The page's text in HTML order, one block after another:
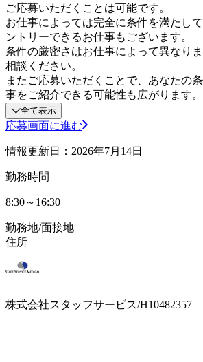
ご応募いただくことは可能です。
お仕事によっては完全に条件を満たし
ントリーできるお仕事もございます。
条件の厳密さはお仕事によって異なり
相談ください。
またご応募いただくことで、あなたの
事をご紹介できる可能性も広がります
全て表示
応募画面に進む
情報更新日：2026年7月14日
勤務時間
8:30～16:30
勤務地/面接地
住所
株式会社スタッフサービス/H10482357